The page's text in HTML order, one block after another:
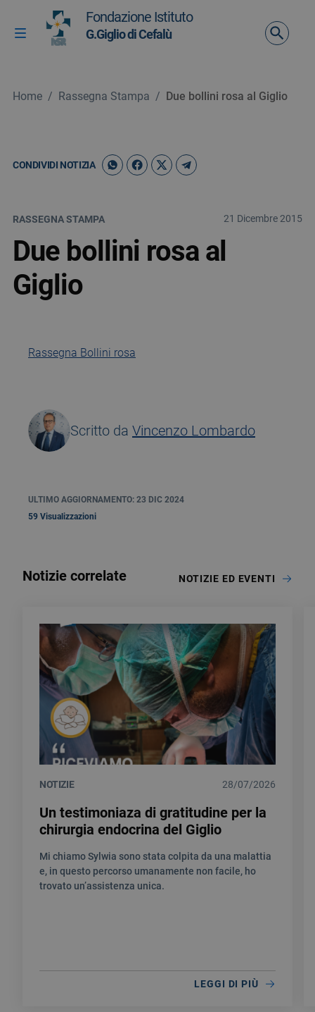
Vai ai contenuti
Vai al menu di navigazione
Vai al footer
Attiva / disattiva la navigazione
Fondazione Istituto
G.Giglio di Cefalù
Home / Rassegna Stampa / Due bollini rosa al Giglio
CONDIVIDI NOTIZIA
RASSEGNA STAMPA 21 Dicembre 2015
Due bollini rosa al
Giglio
Rassegna Bollini rosa
Scritto da Vincenzo Lombardo
ULTIMO AGGIORNAMENTO: 23 DIC 2024
59 Visualizzazioni
Notizie correlate NOTIZIE ED EVENTI
NOTIZIE 28/07/2026
Un testimoniaza di gratitudine per la
chirurgia endocrina del Giglio
Mi chiamo Sylwia sono stata colpita da una malattia
e, in questo percorso umanamente non facile, ho
trovato un’assistenza unica.
LEGGI DI PIÙ